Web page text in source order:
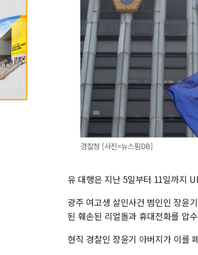
경찰청 [사진=뉴스핌DB]
유 대행은 지난 5일부터 11일까지
광주 여고생 살인사건 범인인 장윤
된 훼손된 리얼돌과 휴대전화를 압
현직 경찰인 장윤기 아버지가 이를